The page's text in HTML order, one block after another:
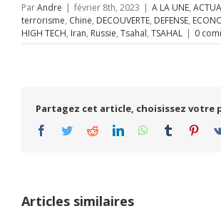
ParAndre | février 8th, 2023 | A LA UNE,
terrorisme, Chine, DECOUVERTE, DEFENSE,
HIGH TECH, Iran, Russie, Tsahal, TSAHAL | 0
Partagez cet article, choisissez votre
Facebook
TwitterRedditLinkedInWhatsApp
Tumblr
Articles similaires